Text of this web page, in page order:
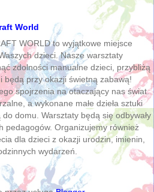
World
WORLD to wyjątkowe miejsce
dzieci. Nasze warsztaty
zdolności manualne dzieci, przybliżą
będą przy okazji świetną zabawą!
spojrzenia na otaczający nas świat.
a wykonane małe dzieła sztuki
domu. Warsztaty będą się odbywały
pedagogów. Organizujemy również
dla dzieci z okazji urodzin, imienin,
wydarzeń.